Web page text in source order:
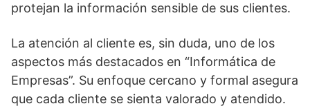
protejan la información sensible de sus clientes.
La atención al cliente es, sin duda, uno de los
aspectos más destacados en “Informática de
Empresas”. Su enfoque cercano y formal asegura
que cada cliente se sienta valorado y atendido.